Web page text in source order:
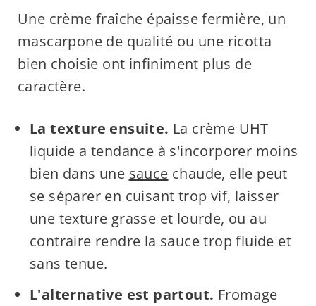
Une crème fraîche épaisse fermière, un
mascarpone de qualité ou une ricotta
bien choisie ont infiniment plus de
caractère.
La texture ensuite. La crème UHT
liquide a tendance à s'incorporer moins
bien dans une sauce chaude, elle peut
se séparer en cuisant trop vif, laisser
une texture grasse et lourde, ou au
contraire rendre la sauce trop fluide et
sans tenue.
L'alternative est partout. Fromage